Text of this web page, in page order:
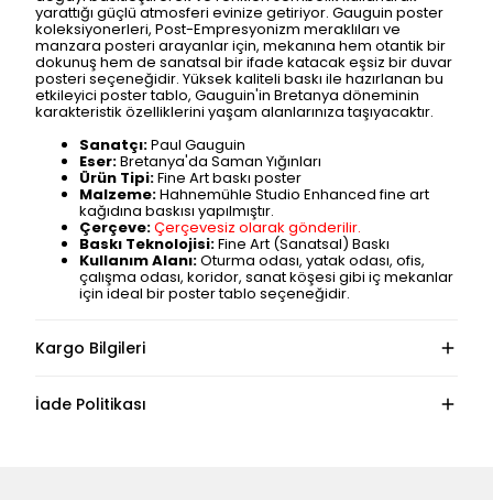
yarattığı güçlü atmosferi evinize getiriyor. Gauguin poster
koleksiyonerleri, Post-Empresyonizm meraklıları ve
manzara posteri arayanlar için, mekanına hem otantik bir
dokunuş hem de sanatsal bir ifade katacak eşsiz bir duvar
posteri seçeneğidir. Yüksek kaliteli baskı ile hazırlanan bu
etkileyici poster tablo, Gauguin'in Bretanya döneminin
karakteristik özelliklerini yaşam alanlarınıza taşıyacaktır.
Sanatçı:Paul Gauguin
Eser:Bretanya'da Saman Yığınları
Ürün Tipi:Fine Art baskı poster
Malzeme:Hahnemühle Studio Enhanced fine art
kağıdına baskısı yapılmıştır.
Çerçeve:Çerçevesiz olarak gönderilir.
Baskı Teknolojisi:Fine Art (Sanatsal) Baskı
Kullanım Alanı:Oturma odası, yatak odası, ofis,
çalışma odası, koridor, sanat köşesi gibi iç mekanlar
için ideal bir poster tablo seçeneğidir.
Kargo Bilgileri
İade Politikası